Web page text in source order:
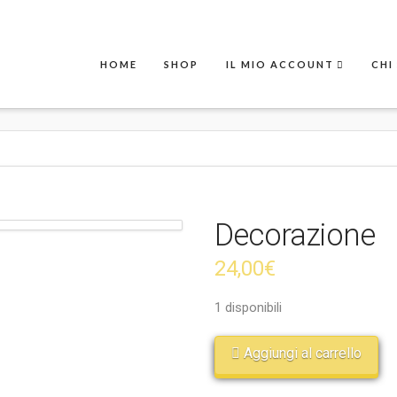
HOME SHOP IL MIO ACCOUNT CHI
Decorazione
24,00€
1 disponibili
Aggiungi al carrello